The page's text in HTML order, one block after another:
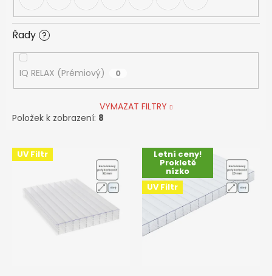
Řady ?
IQ RELAX (Prémiový) 0
VYMAZAT FILTRY
Položek k zobrazení: 8
V UV Filtr Letní ceny!
Prokletě
nízko
UV Filtr